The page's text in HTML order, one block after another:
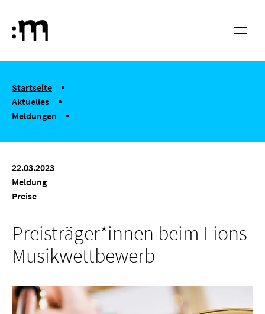
Hochschule für Musik und Tanz Köln Menü
You are here:
Startseite
Aktuelles
Meldungen
Preisträger*innen beim Lions-Musik­wettbewerb
22.03.2023
Meldung
Preise
Preisträger*innen beim Lions-
Musik­wettbewerb